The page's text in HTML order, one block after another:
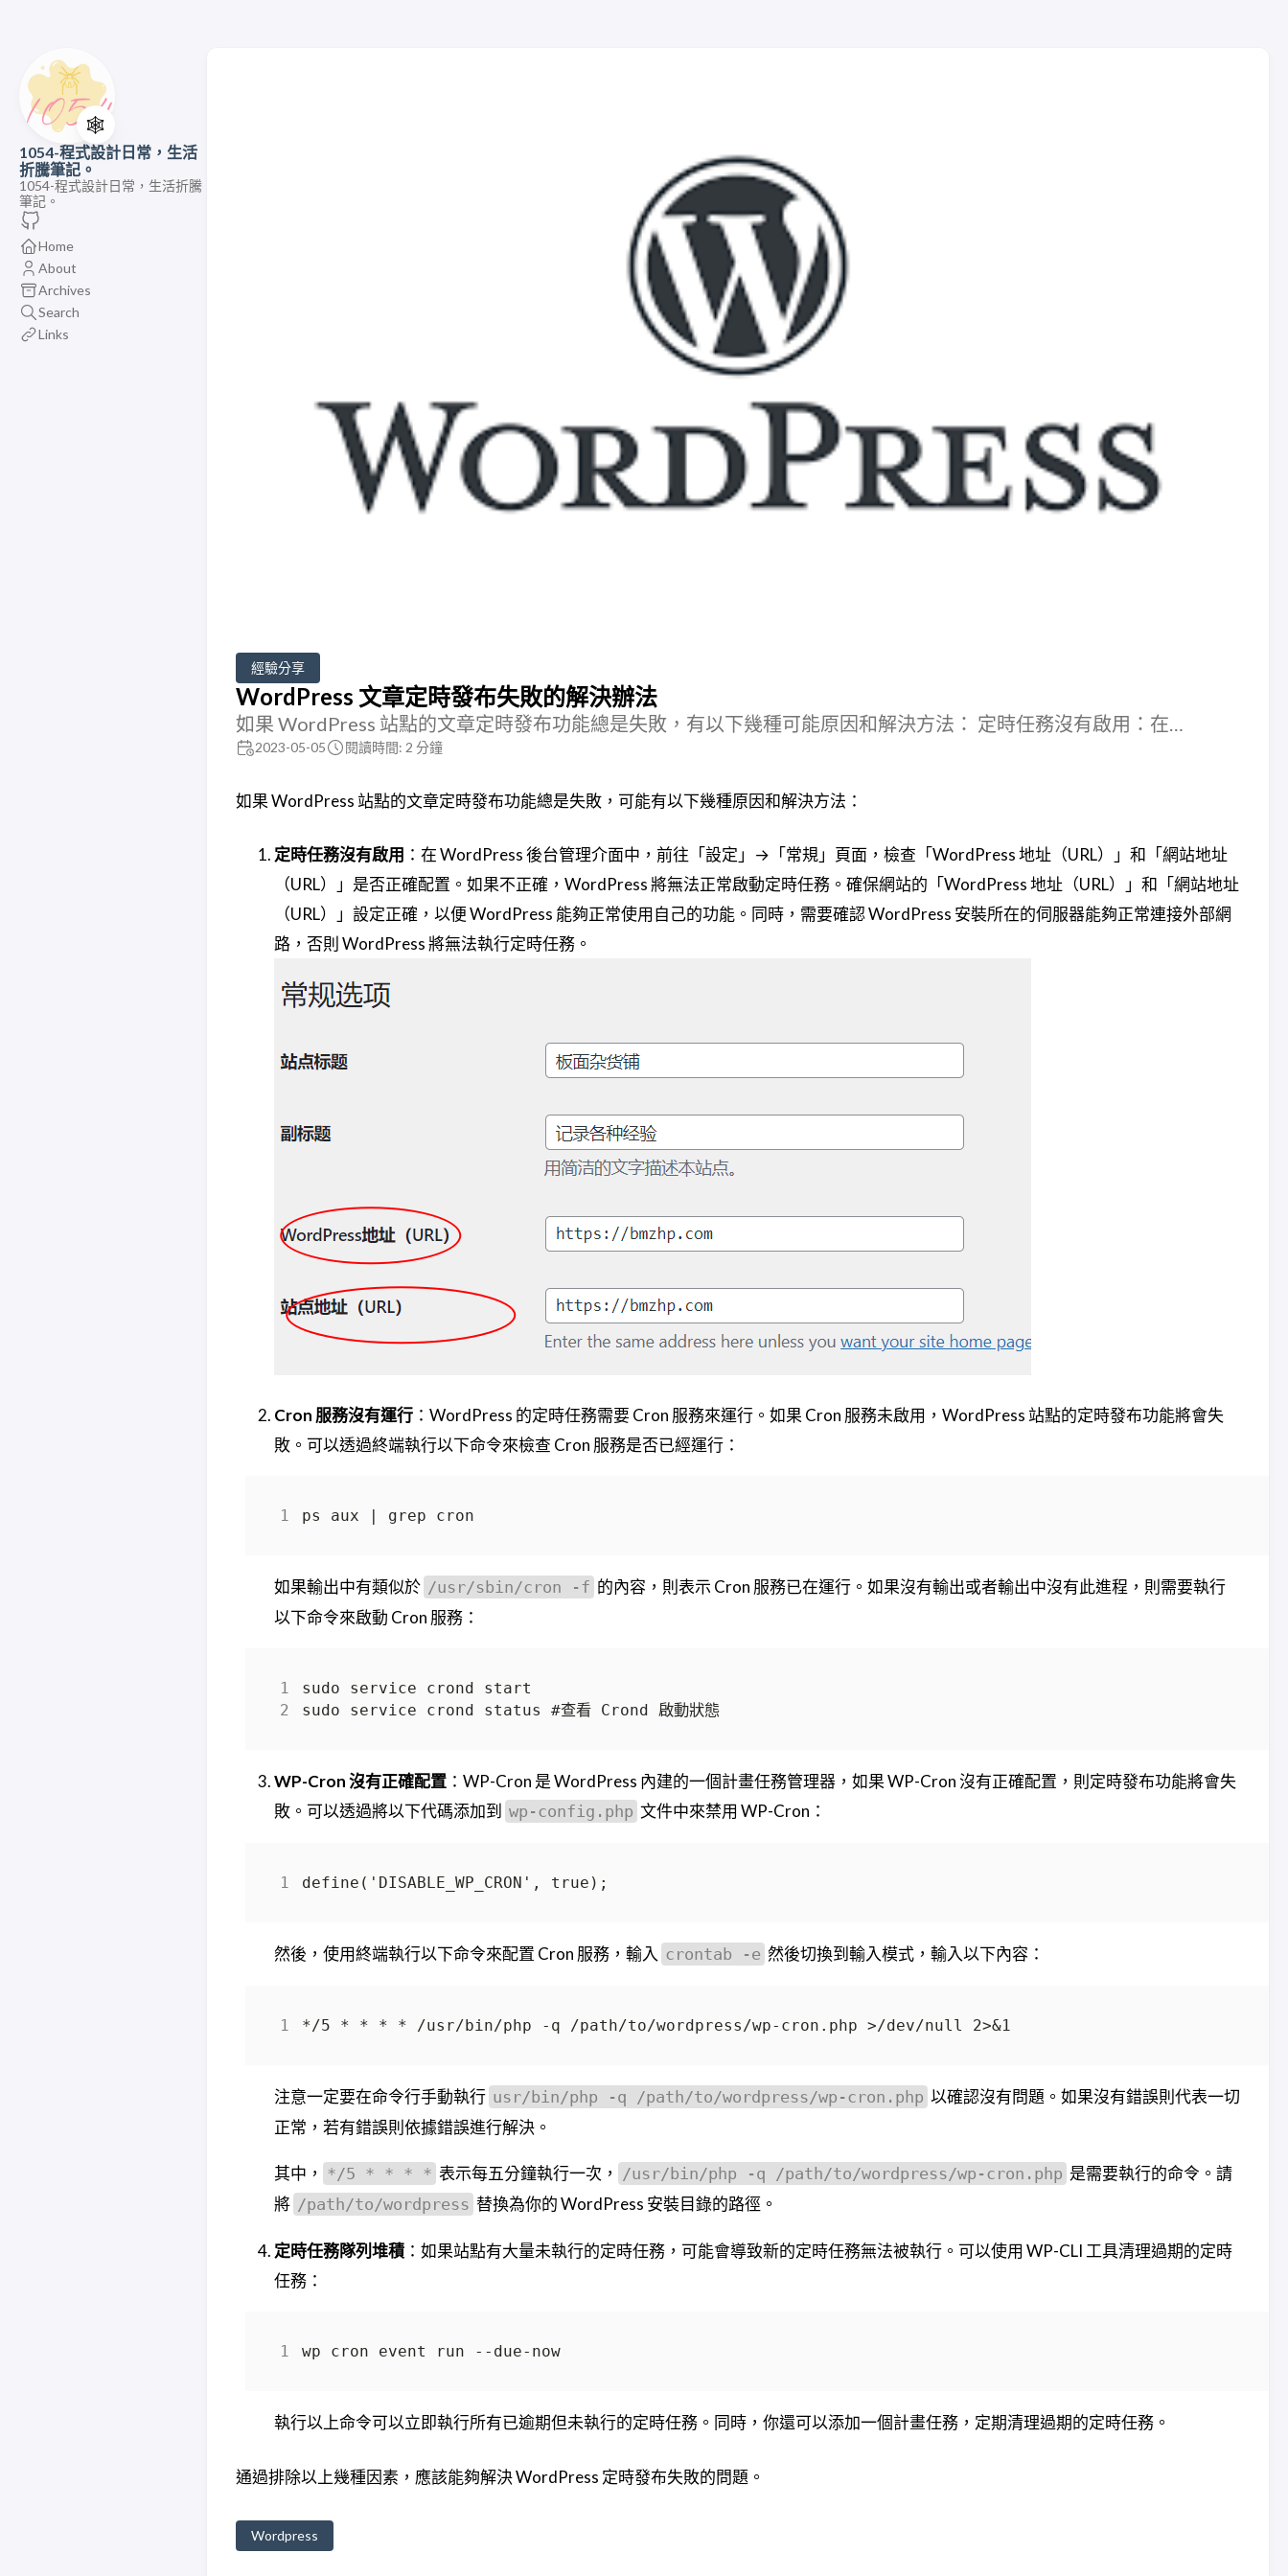
🕸️
1054-程式設計日常，生活
折騰筆記。
1054-程式設計日常，生活折騰
筆記。
Home
About
Archives
Search
Links
經驗分享
WordPress 文章定時發布失敗的解決辦法
如果 WordPress 站點的文章定時發布功能總是失敗，有以下幾種可能原因和解決方法： 定時任務沒有啟用：在…
2023-05-05 閱讀時間: 2 分鐘
如果 WordPress 站點的文章定時發布功能總是失敗，可能有以下幾種原因和解決方法：
定時任務沒有啟用 ：在 WordPress 後台管理介面中，前往「設定」→「常規」頁面，檢查「WordPress 地址（URL）」和「網站地址
（URL）」是否正確配置。如果不正確，WordPress 將無法正常啟動定時任務。確保網站的「WordPress 地址（URL）」和「網站地址
（URL）」設定正確，以便 WordPress 能夠正常使用自己的功能。同時，需要確認 WordPress 安裝所在的伺服器能夠正常連接外部網
路，否則 WordPress 將無法執行定時任務。
Cron 服務沒有運行：WordPress 的定時任務需要 Cron 服務來運行。如果 Cron 服務未啟用，WordPress 站點的定時發布功能將會失
敗。可以透過終端執行以下命令來檢查 Cron 服務是否已經運行：
如果輸出中有類似於 /usr/sbin/cron -f 的內容，則表示 Cron 服務已在運行。如果沒有輸出或者輸出中沒有此進程，則需要執行
以下命令來啟動 Cron 服務：
WP-Cron 沒有正確配置：WP-Cron 是 WordPress 內建的一個計畫任務管理器，如果 WP-Cron 沒有正確配置，則定時發布功能將會失
敗。可以透過將以下代碼添加到 wp-config.php 文件中來禁用 WP-Cron：
然後，使用終端執行以下命令來配置 Cron 服務，輸入 crontab -e 然後切換到輸入模式，輸入以下內容：
注意一定要在命令行手動執行 usr/bin/php -q /path/to/wordpress/wp-cron.php 以確認沒有問題。如果沒有錯誤則代表一切
正常，若有錯誤則依據錯誤進行解決。
其中， */5 * * * * 表示每五分鐘執行一次， /usr/bin/php -q /path/to/wordpress/wp-cron.php 是需要執行的命令。請
將 /path/to/wordpress 替換為你的 WordPress 安裝目錄的路徑。
定時任務隊列堆積：如果站點有大量未執行的定時任務，可能會導致新的定時任務無法被執行。可以使用 WP-CLI 工具清理過期的定時
任務：
執行以上命令可以立即執行所有已逾期但未執行的定時任務。同時，你還可以添加一個計畫任務，定期清理過期的定時任務。
通過排除以上幾種因素，應該能夠解決 WordPress 定時發布失敗的問題。
Wordpress